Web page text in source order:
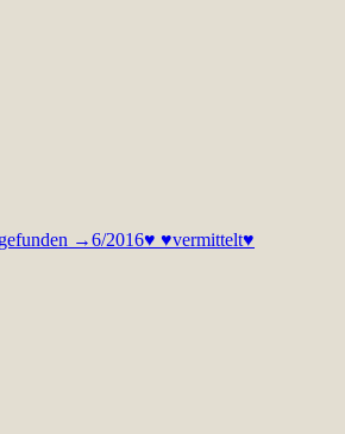
→6/2016♥ ♥vermittelt♥